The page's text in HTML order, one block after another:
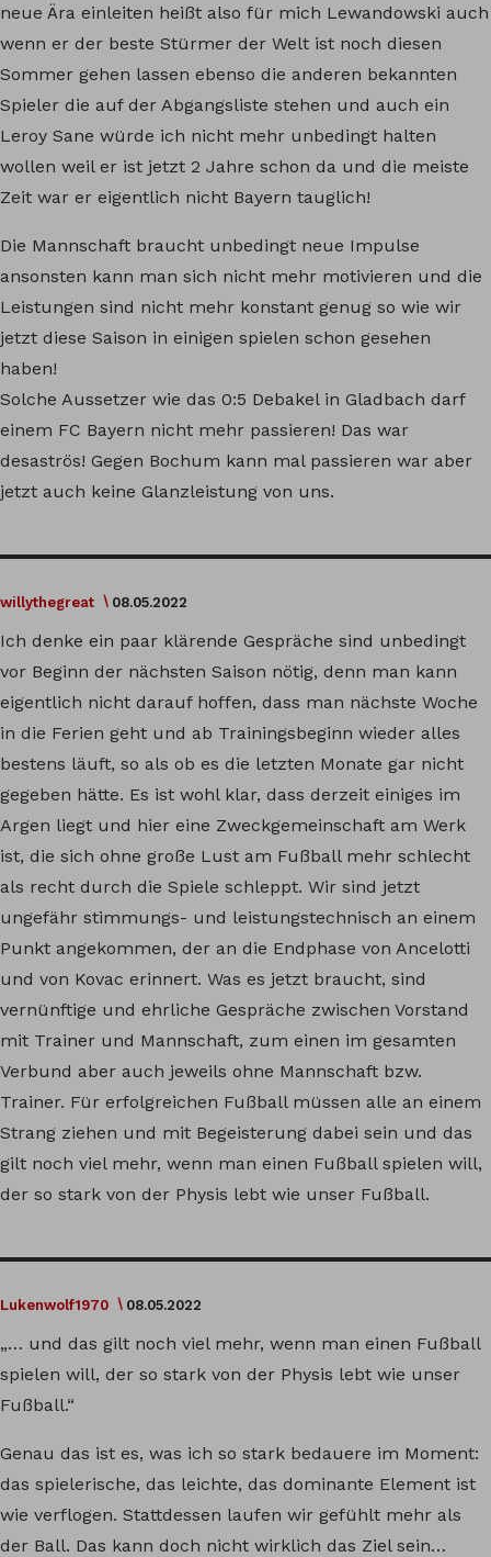
neue Ära einleiten heißt also für mich Lewandowski auch
wenn er der beste Stürmer der Welt ist noch diesen
Sommer gehen lassen ebenso die anderen bekannten
Spieler die auf der Abgangsliste stehen und auch ein
Leroy Sane würde ich nicht mehr unbedingt halten
wollen weil er ist jetzt 2 Jahre schon da und die meiste
Zeit war er eigentlich nicht Bayern tauglich!
Die Mannschaft braucht unbedingt neue Impulse
ansonsten kann man sich nicht mehr motivieren und die
Leistungen sind nicht mehr konstant genug so wie wir
jetzt diese Saison in einigen spielen schon gesehen
haben!
Solche Aussetzer wie das 0:5 Debakel in Gladbach darf
einem FC Bayern nicht mehr passieren! Das war
desaströs! Gegen Bochum kann mal passieren war aber
jetzt auch keine Glanzleistung von uns.
willythegreat 08.05.2022
Ich denke ein paar klärende Gespräche sind unbedingt
vor Beginn der nächsten Saison nötig, denn man kann
eigentlich nicht darauf hoffen, dass man nächste Woche
in die Ferien geht und ab Trainingsbeginn wieder alles
bestens läuft, so als ob es die letzten Monate gar nicht
gegeben hätte. Es ist wohl klar, dass derzeit einiges im
Argen liegt und hier eine Zweckgemeinschaft am Werk
ist, die sich ohne große Lust am Fußball mehr schlecht
als recht durch die Spiele schleppt. Wir sind jetzt
ungefähr stimmungs- und leistungstechnisch an einem
Punkt angekommen, der an die Endphase von Ancelotti
und von Kovac erinnert. Was es jetzt braucht, sind
vernünftige und ehrliche Gespräche zwischen Vorstand
mit Trainer und Mannschaft, zum einen im gesamten
Verbund aber auch jeweils ohne Mannschaft bzw.
Trainer. Für erfolgreichen Fußball müssen alle an einem
Strang ziehen und mit Begeisterung dabei sein und das
gilt noch viel mehr, wenn man einen Fußball spielen will,
der so stark von der Physis lebt wie unser Fußball.
Lukenwolf1970 08.05.2022
„… und das gilt noch viel mehr, wenn man einen Fußball
spielen will, der so stark von der Physis lebt wie unser
Fußball.“
Genau das ist es, was ich so stark bedauere im Moment:
das spielerische, das leichte, das dominante Element ist
wie verflogen. Stattdessen laufen wir gefühlt mehr als
der Ball. Das kann doch nicht wirklich das Ziel sein…